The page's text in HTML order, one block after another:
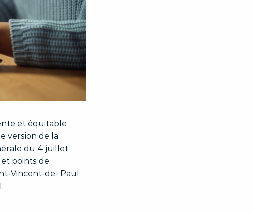
et équitable
version de la
du 4 juillet
points de
Vincent-de- Paul